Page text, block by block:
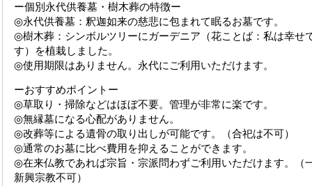
ー個別永代供養墓・樹木葬の特徴ー
◎永代供養墓：釈迦如来の慈悲に包まれて眠るお墓です。
◎樹木葬：シンボルツリーにガーデニア（花ことば：私は幸せ
す）を植栽しました。
◎使用期限はありません。永代にご利用いただけます。
ーおすすめポイントー
◎草取り・掃除などはほぼ不要。管理が非常に楽です。
◎無縁墓になる心配がありません。
◎改葬等による遺骨の取り出しが可能です。（合祀は不可）
◎通常のお墓に比べ費用を抑えることができます。
◎在来仏教であれば宗旨・宗派問わずご利用いただけます。（
新興宗教不可）